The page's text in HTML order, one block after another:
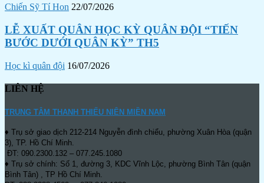
Chiến Sỹ Tí Hon 22/07/2026
LỄ XUẤT QUÂN HỌC KỲ QUÂN ĐỘI “TIẾN
BƯỚC DƯỚI QUÂN KỲ” TH5
Học kì quân đội 16/07/2026
LIÊN HỆ
TRUNG TÂM THANH THIẾU NIÊN MIỀN NAM
♦ Trụ sở giao dịch 212-214 Nguyễn đình chiểu, phường Xuân Hòa (quận
3), TP. Hồ Chí Minh.
ĐT: 090.2300.132 – 077.245.1080
♦ Trụ sở chính: Số 1, đường 3, KDC Vĩnh Lộc, phường Bình Tân (quận
Bình Tân) , TP Hồ Chí Minh.